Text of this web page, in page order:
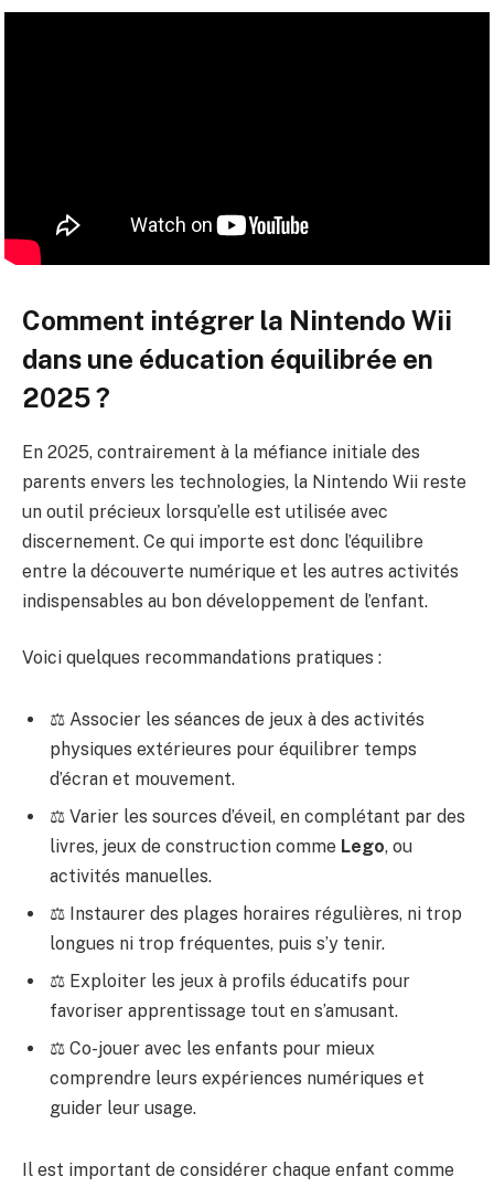
Comment intégrer la Nintendo Wii
dans une éducation équilibrée en
2025 ?
En 2025, contrairement à la méfiance initiale des
parents envers les technologies, la Nintendo Wii reste
un outil précieux lorsqu’elle est utilisée avec
discernement. Ce qui importe est donc l’équilibre
entre la découverte numérique et les autres activités
indispensables au bon développement de l’enfant.
Voici quelques recommandations pratiques :
⚖️ Associer les séances de jeux à des activités
physiques extérieures pour équilibrer temps
d’écran et mouvement.
⚖️ Varier les sources d’éveil, en complétant par des
livres, jeux de construction comme Lego, ou
activités manuelles.
⚖️ Instaurer des plages horaires régulières, ni trop
longues ni trop fréquentes, puis s’y tenir.
⚖️ Exploiter les jeux à profils éducatifs pour
favoriser apprentissage tout en s’amusant.
⚖️ Co-jouer avec les enfants pour mieux
comprendre leurs expériences numériques et
guider leur usage.
Il est important de considérer chaque enfant comme